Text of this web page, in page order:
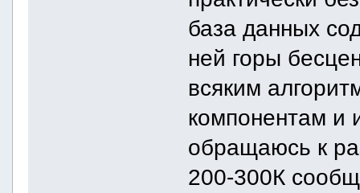
база данных
ней горы
всяким
компонентам и
обращаюсь к
200-300К